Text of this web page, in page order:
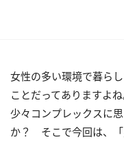
女性の多い環境で暮ら
ことだってありますよ
少々コンプレックスに
か？ そこで今回は、「